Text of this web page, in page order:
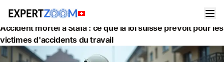
Actualités
Juridique
Accident mortel à Stäfa : ce que la loi suisse prévoit pour les
victimes d'accidents du travail